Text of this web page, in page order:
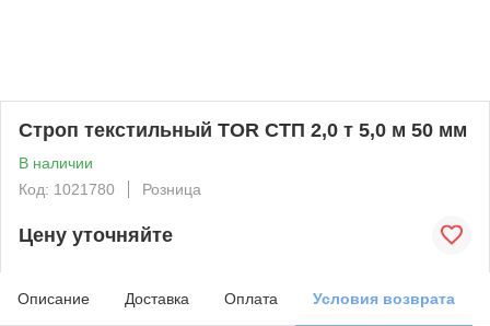
Строп текстильный TOR СТП 2,0 т 5,0 м 50 мм
В наличии
Код: 1021780
Розница
Цену уточняйте
Описание Доставка Оплата Условия возврата